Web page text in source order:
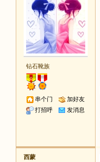
钻石靴族
串个门
加好友
打招呼
发消息
西蒙